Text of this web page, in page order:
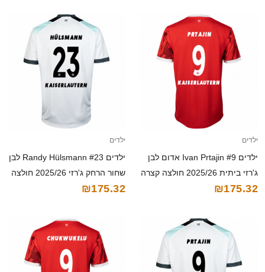
ילדים
ילדים Ivan Prtajin #9 אדום לבן
ג'רזי ביתית 2025/26 חולצה קצרה
₪175.32
ילדים
ילדים Randy Hülsmann #23 לבן
שחור הרחק ג'רזי 2025/26 חולצה
קצרה
₪175.32